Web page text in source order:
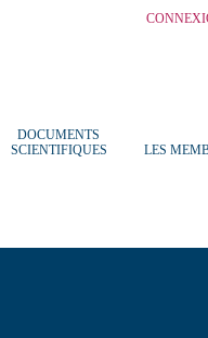
DOCUMENTS
SCIENTIFIQUES
LES